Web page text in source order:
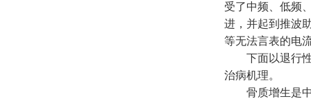
受了中频、低频
进，并起到推波
等无法言表的电
下面以退行
治病机理。
骨质增生是